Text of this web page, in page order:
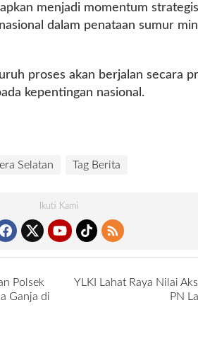
menjadi momentum
dalam penataan sumur
proses akan berjalan secara
kepentingan nasional.
Selatan Tag Berita
Ikuti Kami
Polsek
Ganja di
YLKI Lahat Raya Nilai
PN